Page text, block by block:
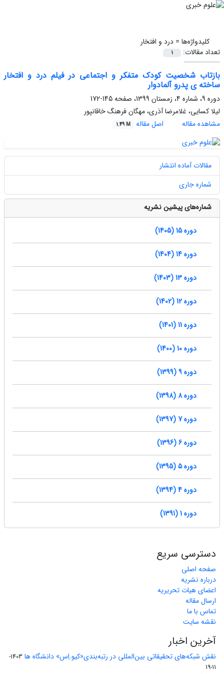
کلیدواژه‌ها =درد و افتخار
تعداد مقالات:
1
بازتاب شخصیت کودک متفکر و اجتماعی در فیلم درد و افتخار
ساخته ی پدرو آلمادوار
دوره 9، شماره 4، زمستان 1399، صفحه
145-172
لیلا کسایی، غلامرضا آذری، مهگان فرهنگ خاقانپور
مشاهده مقاله
اصل مقاله 1.49 M
مقالات آماده انتشار
شماره جاری
شماره‌های پیشین نشریه
دوره 15 (1405)
دوره 14 (1404)
دوره 13 (1403)
دوره 12 (1402)
دوره 11 (1401)
دوره 10 (1400)
دوره 9 (1399)
دوره 8 (1398)
دوره 7 (1397)
دوره 6 (1396)
دوره 5 (1395)
دوره 4 (1394)
دوره 1 (1391)
دسترسی سریع
صفحه اصلی
درباره نشریه
اعضای هیات تحریریه
ارسال مقاله
تماس با ما
نقشه سایت
آخرین اخبار
نقش شبکه‌های تحقیقاتی بین‌المللی در رتبه‌بندی«کیو.اِس» دانشگاه ها
1403-
11-19